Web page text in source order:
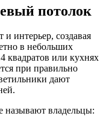
потолок
и интерьер, создавая
в небольших
квадратов или кухнях
при правильно
дают
называют владельцы: